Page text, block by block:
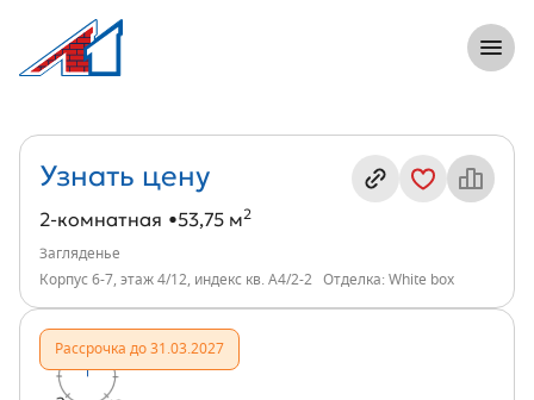
2-комнатная, 54 м², ЖК Загляденье,
Информация о квартире
Узнать цену
2-комнатная 53,75 м2
Загляденье
Корпус 6-7, этаж 4/12, индекс кв. А4/2-2
Отделка: White box
Рассрочка до 31.03.2027